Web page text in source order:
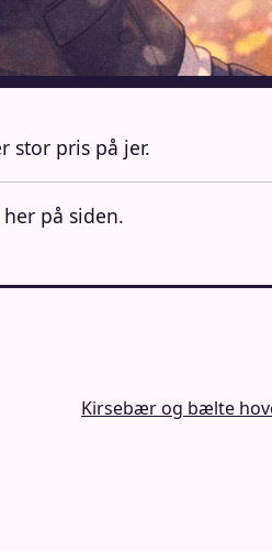
stor pris på jer.
på siden.
Kirsebær og bælte